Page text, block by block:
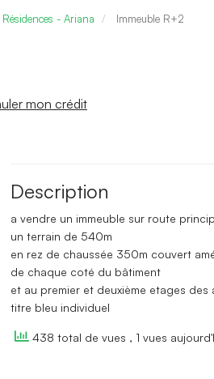
- Ariana Immeuble R+2
mon crédit
Description
a vendre un immeuble sur route
un terrain de 540m
en rez de chaussée 350m couvert
de chaque coté du bâtiment
et au premier et deuxième etages
titre bleu individuel
438 total de vues , 1 vues